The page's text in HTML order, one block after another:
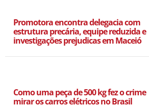
Promotora encontra delegacia com
estrutura precária, equipe reduzida e
investigações prejudicas em Maceió
Como uma peça de 500 kg fez o crime
mirar os carros elétricos no Brasil